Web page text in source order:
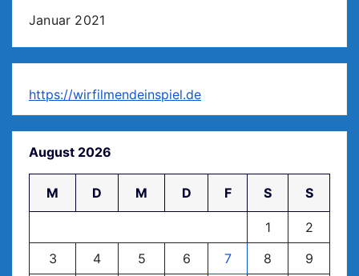
Januar 2021
https://wirfilmendeinspiel.de
August 2026
M D M D F S S
1
2
3
4 5 6 7 8
9